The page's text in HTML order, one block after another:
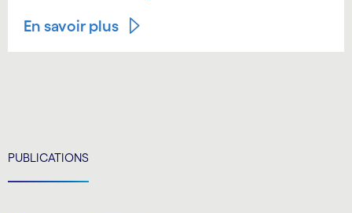
En savoir plus
PUBLICATIONS